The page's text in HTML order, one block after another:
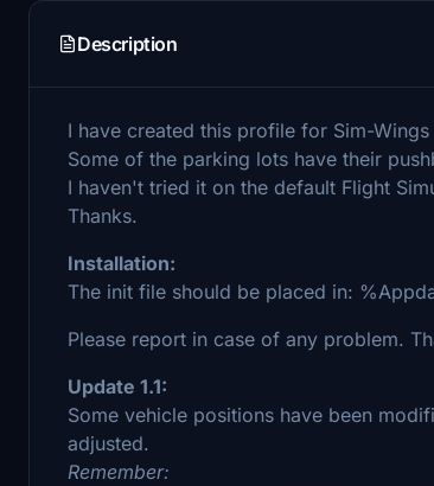
Description
I have created this profile for Sim-
Some of the parking lots have their
I haven't tried it on the default Flight
Thanks.
Installation:
The init file should be placed in:
Please report in case of any problem.
Update 1.1:
Some vehicle positions have been
adjusted.
Remember: